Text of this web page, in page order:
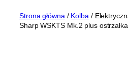
Strona główna / Kolba /
Sharp WSKTS Mk.2 plus